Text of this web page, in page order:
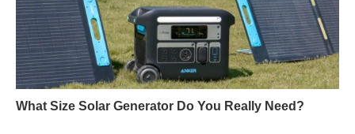
What Size Solar Generator Do You Really Need?